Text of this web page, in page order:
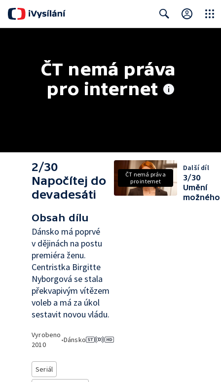
ČT nemá práva
pro internet
2/30
Napočítej do
devadesáti
Obsah dílu
Dánsko má poprvé
v dějinách na postu
premiéra ženu.
Centristka Birgitte
Nyborgová se stala
překvapivým vítězem
voleb a má za úkol
sestavit novou vládu.
Vyrobeno
2010
•Dánsko
Seriál
ČT nemá práva
pro internet
Další díl
3/30
Umění
možného